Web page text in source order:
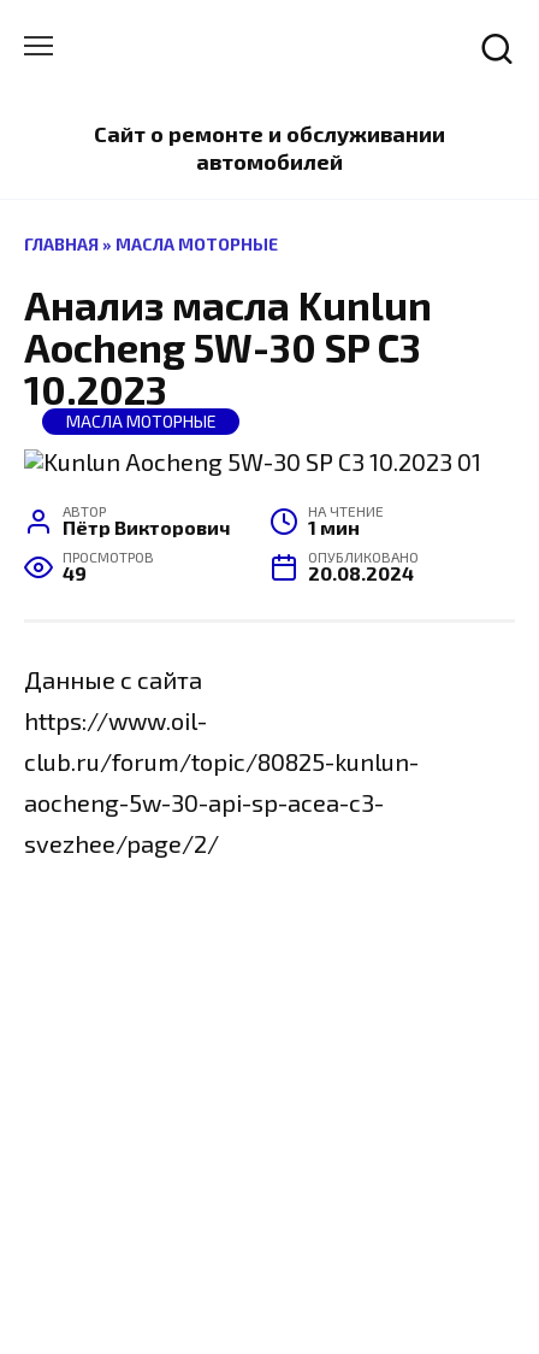
содержанию
Сайт о ремонте и обслуживании
автомобилей
ГЛАВНАЯ » МАСЛА МОТОРНЫЕ
Анализ масла Kunlun
Aocheng 5W-30 SP C3
10.2023
МАСЛА МОТОРНЫЕ
АВТОР
Пётр Викторович
НА ЧТЕНИЕ
1 мин
ПРОСМОТРОВ
49
ОПУБЛИКОВАНО
20.08.2024
Данные с сайта
https://www.oil-
club.ru/forum/topic/80825-kunlun-
aocheng-5w-30-api-sp-acea-c3-
svezhee/page/2/